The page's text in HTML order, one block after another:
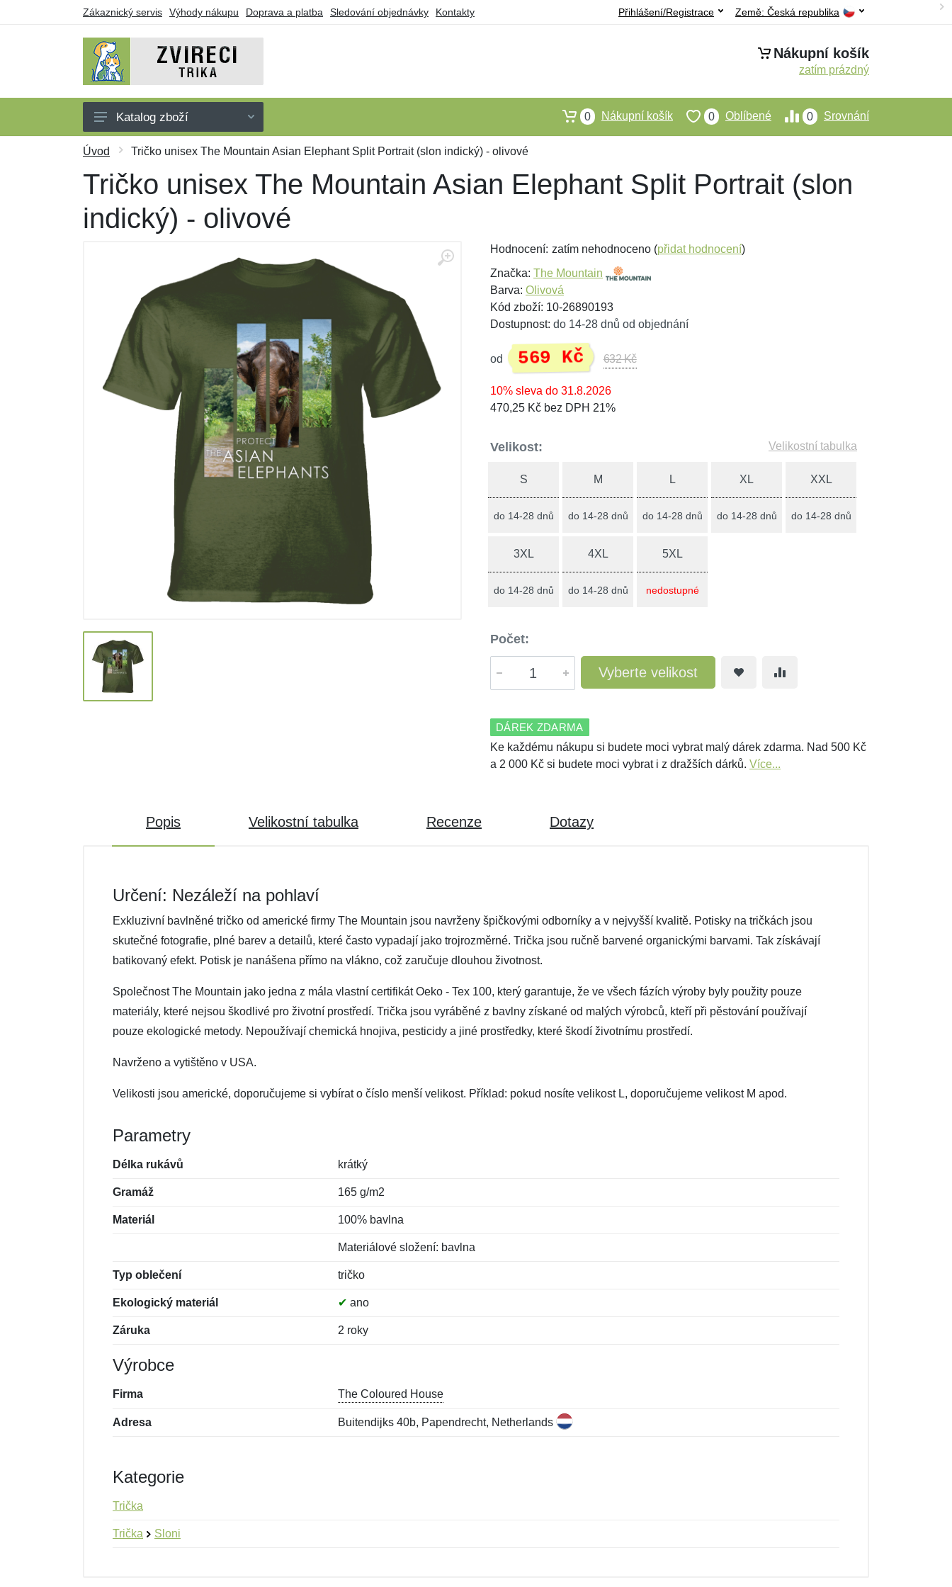
Zákaznický servis Výhody nákupu Doprava a platba Sledování objednávky Kontakty Země: Česká republika
Přihlášení/Registrace
Nákupní košík
zatím prázdný
Trička
Tílka
Šaty
Katalog zboží 0 Srovnání
0 Oblíbené
0 Nákupní košík
Úvod Tričko unisex The Mountain Asian Elephant Split Portrait (slon indický) - olivové
Tričko unisex The Mountain Asian Elephant Split Portrait (slon
indický) - olivové
Hodnocení: zatím nehodnoceno (přidat hodnocení)
Značka: The Mountain
Barva: Olivová
Kód zboží: 10-26890193
Dostupnost: do 14-28 dnů od objednání
od 569 Kč 632 Kč
10% sleva do 31.8.2026
470,25 Kč bez DPH 21%
Velikost: Velikostní tabulka
S
do 14-28 dnů
M
do 14-28 dnů
L
do 14-28 dnů
XL
do 14-28 dnů
XXL
do 14-28 dnů
3XL
do 14-28 dnů
4XL
do 14-28 dnů
5XL
nedostupné
Počet:
Vyberte velikost
DÁREK ZDARMA
Ke každému nákupu si budete moci vybrat malý dárek zdarma. Nad 500 Kč
a 2 000 Kč si budete moci vybrat i z dražších dárků. Více...
Popis Velikostní tabulka Recenze Dotazy
Určení: Nezáleží na pohlaví
Exkluzivní bavlněné tričko od americké firmy The Mountain jsou navrženy špičkovými odborníky a v nejvyšší kvalitě. Potisky na tričkách jsou
skutečné fotografie, plné barev a detailů, které často vypadají jako trojrozměrné. Trička jsou ručně barvené organickými barvami. Tak získávají
batikovaný efekt. Potisk je nanášena přímo na vlákno, což zaručuje dlouhou životnost.
Společnost The Mountain jako jedna z mála vlastní certifikát Oeko - Tex 100, který garantuje, že ve všech fázích výroby byly použity pouze
materiály, které nejsou škodlivé pro životní prostředí. Trička jsou vyráběné z bavlny získané od malých výrobců, kteří při pěstování používají
pouze ekologické metody. Nepoužívají chemická hnojiva, pesticidy a jiné prostředky, které škodí životnímu prostředí.
Navrženo a vytištěno v USA.
Velikosti jsou americké, doporučujeme si vybírat o číslo menší velikost. Příklad: pokud nosíte velikost L, doporučujeme velikost M apod.
Parametry
Délka rukávů krátký
Gramáž 165 g/m2
Materiál 100% bavlna
Materiálové složení: bavlna
Typ oblečení tričko
Ekologický materiál ✔ ano
Záruka 2 roky
Výrobce
Firma The Coloured House
Adresa Buitendijks 40b, Papendrecht, Netherlands
Kategorie
Trička
Trička Sloni